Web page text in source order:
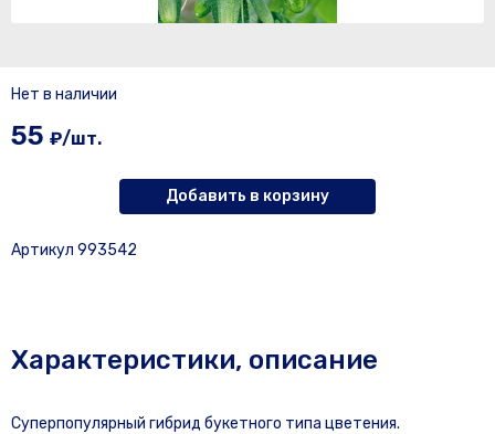
Нет в наличии
55 ₽/шт.
Добавить в корзину
Артикул 993542
Характеристики, описание
Суперпопулярный гибрид букетного типа цветения.